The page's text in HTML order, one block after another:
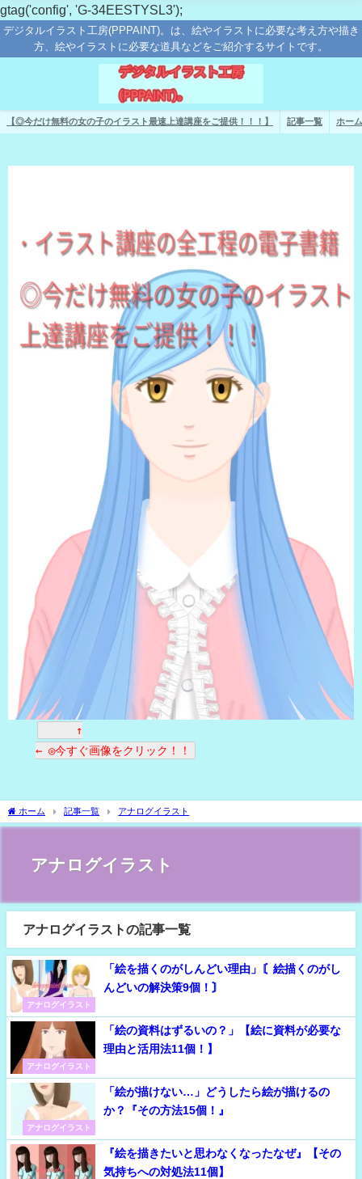
gtag('config', 'G-34EESTYSL3');
デジタルイラスト工房(PPPAINT)。は、絵やイラストに必要な考え方や描き
方、絵やイラストに必要な道具などをご紹介するサイトです。
【◎今だけ無料の女の子のイラスト最速上達講座をご提供！！！】 記事一覧 ホーム
↑
← ◎今すぐ画像をクリック！！
ホーム 記事一覧 アナログイラスト
アナログイラスト
アナログイラストの記事一覧
アナログイラスト
「絵を描くのがしんどい理由」〘絵描くのがし
んどいの解決策9個！〙
アナログイラスト
「絵の資料はずるいの？」【絵に資料が必要な
理由と活用法11個！】
アナログイラスト
「絵が描けない…」どうしたら絵が描けるの
か？『その方法15個！』
『絵を描きたいと思わなくなったなぜ』【その
気持ちへの対処法11個】